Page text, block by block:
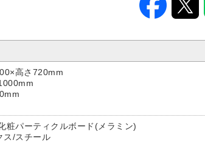
高さ720mm
粧パーティクルボード(メラミン)
ス/スチール